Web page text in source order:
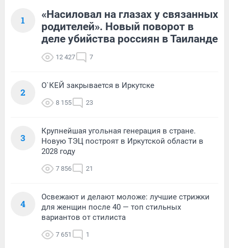
1
«Насиловал на глазах у связанных
родителей». Новый поворот в
деле убийства россиян в Таиланде
12 427 7
2
О`КЕЙ закрывается в Иркутске
8 155 23
3
Крупнейшая угольная генерация в стране.
Новую ТЭЦ построят в Иркутской области в
2028 году
7 856 21
4
Освежают и делают моложе: лучшие стрижки
для женщин после 40 — топ стильных
вариантов от стилиста
7 651 1